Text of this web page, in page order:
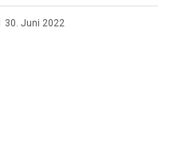
30. Juni 2022